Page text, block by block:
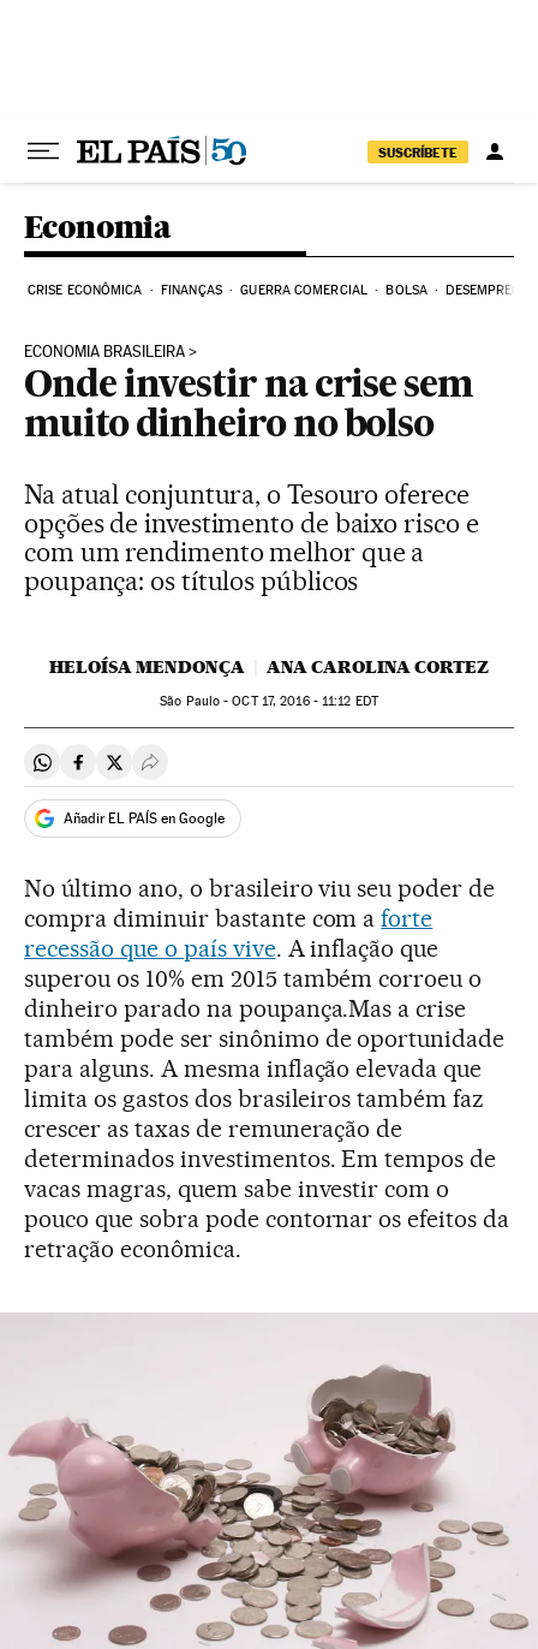
SUSCRÍBETE
Economia
CRISE ECONÔMICA FINANÇAS GUERRA COMERCIAL BOLSA DESEMPREGO
ECONOMIA BRASILEIRA
Onde investir na crise sem
muito dinheiro no bolso
Na atual conjuntura, o Tesouro oferece
opções de investimento de baixo risco e
com um rendimento melhor que a
poupança: os títulos públicos
HELOÍSA MENDONÇA ANA CAROLINA CORTEZ
São Paulo -OCT17, 2016 - 11:12 EDT
Compartir en Whatsapp
Compartir en Facebook
Compartir en Twitter
Desplegar Redes Sociales
Añadir EL PAÍS en Google
No último ano, o brasileiro viu seu poder de
compra diminuir bastante com aforte
recessão que o país vive. A inflação que
superou os 10% em 2015 também corroeu o
dinheiro parado na poupança.Mas a crise
também pode ser sinônimo de oportunidade
para alguns. A mesma inflação elevada que
limita os gastos dos brasileiros também faz
crescer as taxas de remuneração de
determinados investimentos. Em tempos de
vacas magras, quem sabe investir com o
pouco que sobra pode contornar os efeitos da
retração econômica.